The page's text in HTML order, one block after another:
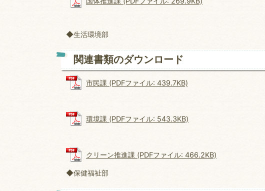
◆生活環境部
関連書類のダウンロード
市民課 (PDFファイル: 439.7KB)
環境課 (PDFファイル: 543.3KB)
クリーン推進課 (PDFファイル: 466.2KB)
◆保健福祉部